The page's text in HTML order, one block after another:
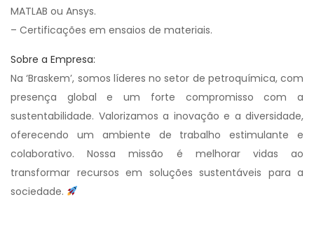
MATLAB ou Ansys.
– Certificações em ensaios de materiais.
Sobre a Empresa:
Na ‘Braskem’, somos líderes no setor de petroquímica, com
presença global e um forte compromisso com a
sustentabilidade. Valorizamos a inovação e a diversidade,
oferecendo um ambiente de trabalho estimulante e
colaborativo. Nossa missão é melhorar vidas ao
transformar recursos em soluções sustentáveis para a
sociedade.